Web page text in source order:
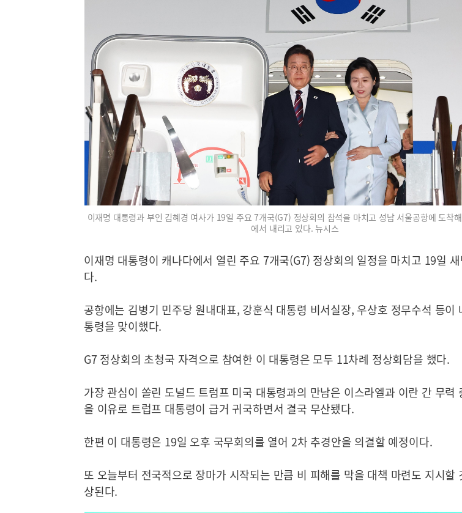
이재명 대통령과 부인 김혜경 여사가 19일 주요 7개국(G7) 정상회의 참석을 마치고 성남 서울공항에 도착
에서 내리고 있다. 뉴시스
이재명 대통령이 캐나다에서 열린 주요 7개국(G7) 정상회의 일정을 마치고 19일
다.
공항에는 김병기 민주당 원내대표, 강훈식 대통령 비서실장, 우상호 정무수석 등이
통령을 맞이했다.
G7 정상회의 초청국 자격으로 참여한 이 대통령은 모두 11차례 정상회담을 했다.
가장 관심이 쏠린 도널드 트럼프 미국 대통령과의 만남은 이스라엘과 이란 간 무력
을 이유로 트럽프 대통령이 급거 귀국하면서 결국 무산됐다.
한편 이 대통령은 19일 오후 국무회의를 열어 2차 추경안을 의결할 예정이다.
또 오늘부터 전국적으로 장마가 시작되는 만큼 비 피해를 막을 대책 마련도 지시할
상된다.